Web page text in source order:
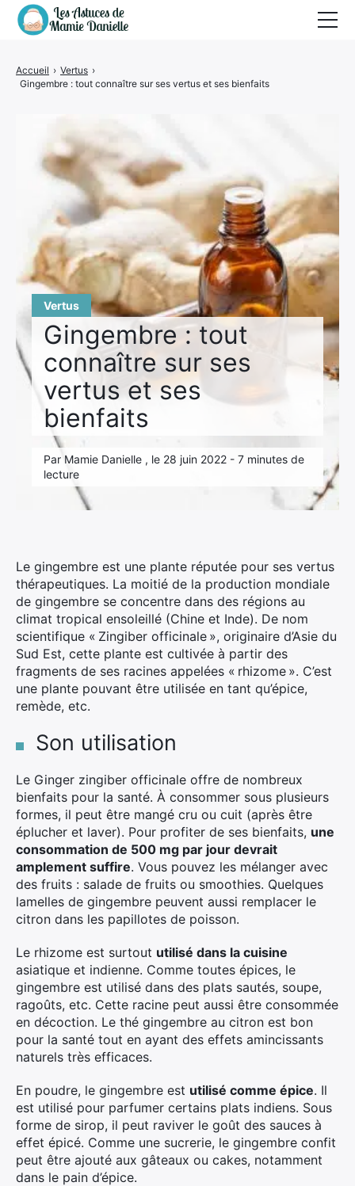
Vertus
Gingembre : tout
connaître sur ses
vertus et ses
bienfaits
Par Mamie Danielle , le 28 juin 2022 - 7 minutes de
lecture
Accueil › Vertus ›
Gingembre : tout connaître sur ses vertus et ses bienfaits
Le gingembre est une plante réputée pour ses vertus
thérapeutiques. La moitié de la production mondiale
de gingembre se concentre dans des régions au
climat tropical ensoleillé (Chine et Inde). De nom
scientifique « Zingiber officinale », originaire d’Asie du
Sud Est, cette plante est cultivée à partir des
fragments de ses racines appelées « rhizome ». C’est
une plante pouvant être utilisée en tant qu’épice,
remède, etc.
Son utilisation
Le Ginger zingiber officinale offre de nombreux
bienfaits pour la santé. À consommer sous plusieurs
formes, il peut être mangé cru ou cuit (après être
éplucher et laver). Pour profiter de ses bienfaits, une
consommation de 500 mg par jour devrait
amplement suffire. Vous pouvez les mélanger avec
des fruits : salade de fruits ou smoothies. Quelques
lamelles de gingembre peuvent aussi remplacer le
citron dans les papillotes de poisson.
Le rhizome est surtout utilisé dans la cuisine
asiatique et indienne. Comme toutes épices, le
gingembre est utilisé dans des plats sautés, soupe,
ragoûts, etc. Cette racine peut aussi être consommée
en décoction. Le thé gingembre au citron est bon
pour la santé tout en ayant des effets amincissants
naturels très efficaces.
En poudre, le gingembre est utilisé comme épice. Il
est utilisé pour parfumer certains plats indiens. Sous
forme de sirop, il peut raviver le goût des sauces à
effet épicé. Comme une sucrerie, le gingembre confit
peut être ajouté aux gâteaux ou cakes, notamment
dans le pain d’épice.
Vertus
Cuisine et recettes
Maison et bricolage
Jardin
Animaux